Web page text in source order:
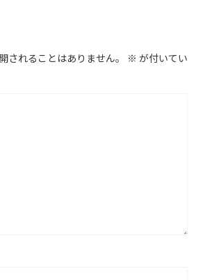
されることはありません。 ※ が付いてい